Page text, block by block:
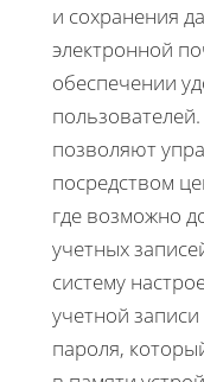
и сохранения
электронной
обеспечении
позволяют
посредством
где возможно
учетных
систему
учетной
пароля,